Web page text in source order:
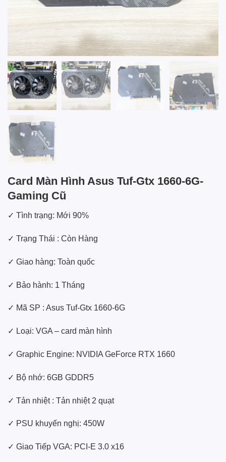
Card Màn Hình Asus Tuf-Gtx 1660-6G-
Gaming Cũ
✓ Tình trạng: Mới 90%
✓ Trạng Thái : Còn Hàng
✓ Giao hàng: Toàn quốc
✓ Bảo hành: 1 Tháng
✓ Mã SP : Asus Tuf-Gtx 1660-6G
✓ Loại: VGA – card màn hình
✓ Graphic Engine: NVIDIA GeForce RTX 1660
✓ Bộ nhớ: 6GB GDDR5
✓ Tản nhiệt : Tản nhiệt 2 quạt
✓ PSU khuyến nghị: 450W
✓ Giao Tiếp VGA: PCI-E 3.0 x16